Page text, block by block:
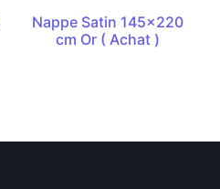
Nappe Satin 145×220
cm Or ( Achat )